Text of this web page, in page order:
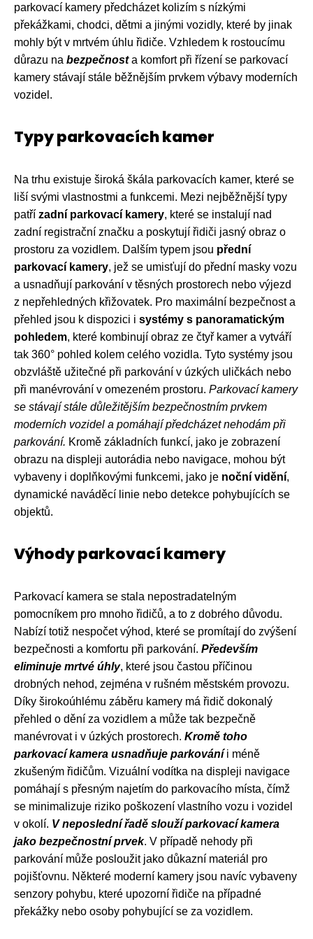
parkovací kamery předcházet kolizím s nízkými
překážkami, chodci, dětmi a jinými vozidly, které by jinak
mohly být v mrtvém úhlu řidiče. Vzhledem k rostoucímu
důrazu na bezpečnosta komfort při řízení se parkovací
kamery stávají stále běžnějším prvkem výbavy moderních
vozidel.
Typy parkovacích kamer
Na trhu existuje široká škála parkovacích kamer, které se
liší svými vlastnostmi a funkcemi. Mezi nejběžnější typy
patří zadní parkovací kamery, které se instalují nad
zadní registrační značku a poskytují řidiči jasný obraz o
prostoru za vozidlem. Dalším typem jsou přední
parkovací kamery, jež se umisťují do přední masky vozu
a usnadňují parkování v těsných prostorech nebo výjezd
z nepřehledných křižovatek. Pro maximální bezpečnost a
přehled jsou k dispozici i systémy s panoramatickým
pohledem, které kombinují obraz ze čtyř kamer a vytváří
tak 360° pohled kolem celého vozidla. Tyto systémy jsou
obzvláště užitečné při parkování v úzkých uličkách nebo
při manévrování v omezeném prostoru. Parkovací kamery
se stávají stále důležitějším bezpečnostním prvkem
moderních vozidel a pomáhají předcházet nehodám při
parkování. Kromě základních funkcí, jako je zobrazení
obrazu na displeji autorádia nebo navigace, mohou být
vybaveny i doplňkovými funkcemi, jako je noční vidění,
dynamické naváděcí linie nebo detekce pohybujících se
objektů.
Výhody parkovací kamery
Parkovací kamera se stala nepostradatelným
pomocníkem pro mnoho řidičů, a to z dobrého důvodu.
Nabízí totiž nespočet výhod, které se promítají do zvýšení
bezpečnosti a komfortu při parkování. Především
eliminuje mrtvé úhly, které jsou častou příčinou
drobných nehod, zejména v rušném městském provozu.
Díky širokoúhlému záběru kamery má řidič dokonalý
přehled o dění za vozidlem a může tak bezpečně
manévrovat i v úzkých prostorech. Kromě toho
parkovací kamera usnadňuje parkováníi méně
zkušeným řidičům. Vizuální vodítka na displeji navigace
pomáhají s přesným najetím do parkovacího místa, čímž
se minimalizuje riziko poškození vlastního vozu i vozidel
v okolí. V neposlední řadě slouží parkovací kamera
jako bezpečnostní prvek. V případě nehody při
parkování může posloužit jako důkazní materiál pro
pojišťovnu. Některé moderní kamery jsou navíc vybaveny
senzory pohybu, které upozorní řidiče na případné
překážky nebo osoby pohybující se za vozidlem.